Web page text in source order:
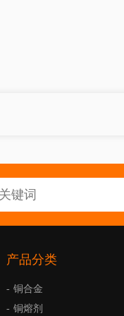
产品分类
铜合金
铜熔剂